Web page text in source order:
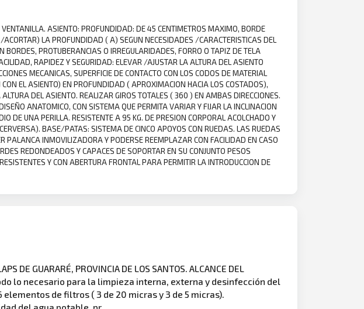
ASIENTO: PROFUNDIDAD: DE 45 CENTIMETROS MAXIMO, BORDE
LA PROFUNDIDAD ( A) SEGUN NECESIDADES /CARACTERISTICAS DEL
PROTUBERANCIAS O IRREGULARIDADES, FORRO O TAPIZ DE TELA
RAPIDEZ Y SEGURIDAD: ELEVAR /AJUSTAR LA ALTURA DEL ASIENTO
MECANICAS, SUPERFICIE DE CONTACTO CON LOS CODOS DE MATERIAL
EL ASIENTO) EN PROFUNDIDAD ( APROXIMACION HACIA LOS COSTADOS),
DEL ASIENTO. REALIZAR GIROS TOTALES ( 360 ) EN AMBAS DIRECCIONES.
ANATOMICO, CON SISTEMA QUE PERMITA VARIAR Y FIJAR LA INCLINACION
DE UNA PERILLA. RESISTENTE A 95 KG. DE PRESION CORPORAL ACOLCHADO Y
BASE/PATAS: SISTEMA DE CINCO APOYOS CON RUEDAS. LAS RUEDAS
PALANCA INMOVILIZADORA Y PODERSE REEMPLAZAR CON FACILIDAD EN CASO
REDONDEADOS Y CAPACES DE SOPORTAR EN SU CONJUNTO PESOS
Y CON ABERTURA FRONTAL PARA PERMITIR LA INTRODUCCION DE
DE GUARARÉ, PROVINCIA DE LOS SANTOS. ALCANCE DEL
lo necesario para la limpieza interna, externa y desinfección del
de filtros ( 3 de 20 micras y 3 de 5 micras).